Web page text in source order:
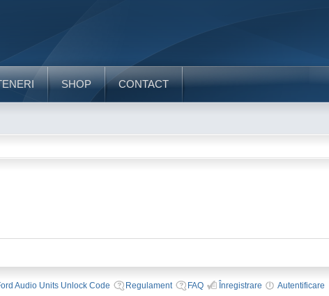
SHOP CONTACT
Audio Units Unlock Code Regulament FAQ Înregistrare Autentificare